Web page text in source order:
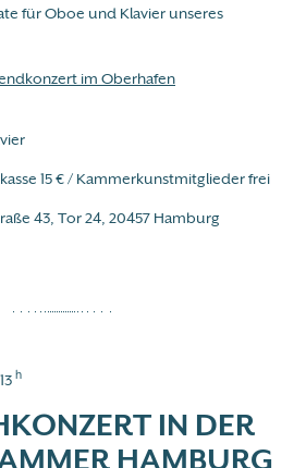
für Oboe und Klavier unseres
im Oberhafen
15 € / Kammerkunstmitglieder frei
43, Tor 24, 20457 Hamburg
h
IN DER